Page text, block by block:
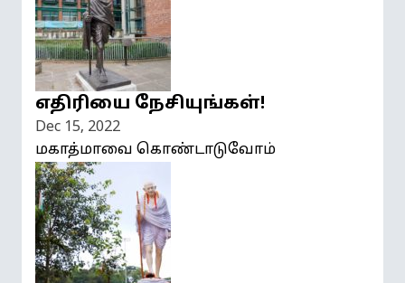
எதிரியை நேசியுங்கள்!
Dec 15, 2022
மகாத்மாவை கொண்டாடுவோம்